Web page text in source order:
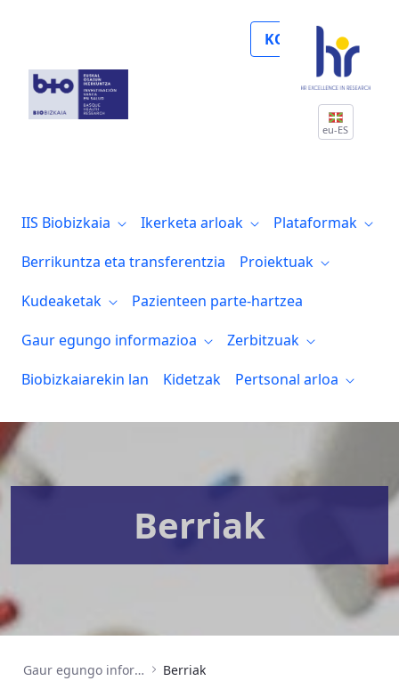
KOLABORATU
eu-ES
IIS Biobizkaia Ikerketa arloak
Plataformak
Berrikuntza eta transferentzia
Proiektuak
Kudeaketak
Pazienteen parte-hartzea
Gaur egungo informazioa
Zerbitzuak
Biobizkaiarekin lan
Kidetzak Pertsonal arloa
Berriak
Gaur egungo informazioa Berriak